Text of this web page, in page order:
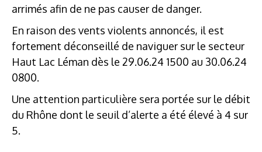
arrimés afin de ne pas causer de danger.
En raison des vents violents annoncés, il est
fortement déconseillé de naviguer sur le secteur
Haut Lac Léman dès le 29.06.24 1500 au 30.06.24
0800.
Une attention particulière sera portée sur le débit
du Rhône dont le seuil d’alerte a été élevé à 4 sur
5.